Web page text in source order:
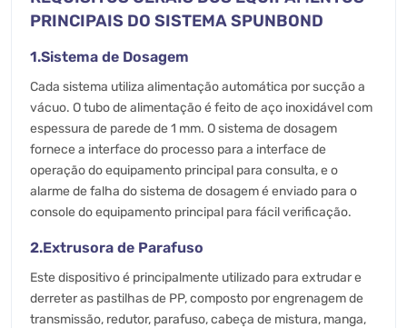
PRINCIPAIS DO SISTEMA SPUNBOND
1.Sistema de Dosagem
Cada sistema utiliza alimentação automática por sucção a
vácuo. O tubo de alimentação é feito de aço inoxidável com
espessura de parede de 1 mm. O sistema de dosagem
fornece a interface do processo para a interface de
operação do equipamento principal para consulta, e o
alarme de falha do sistema de dosagem é enviado para o
console do equipamento principal para fácil verificação.
2.Extrusora de Parafuso
Este dispositivo é principalmente utilizado para extrudar e
derreter as pastilhas de PP, composto por engrenagem de
transmissão, redutor, parafuso, cabeça de mistura, manga,